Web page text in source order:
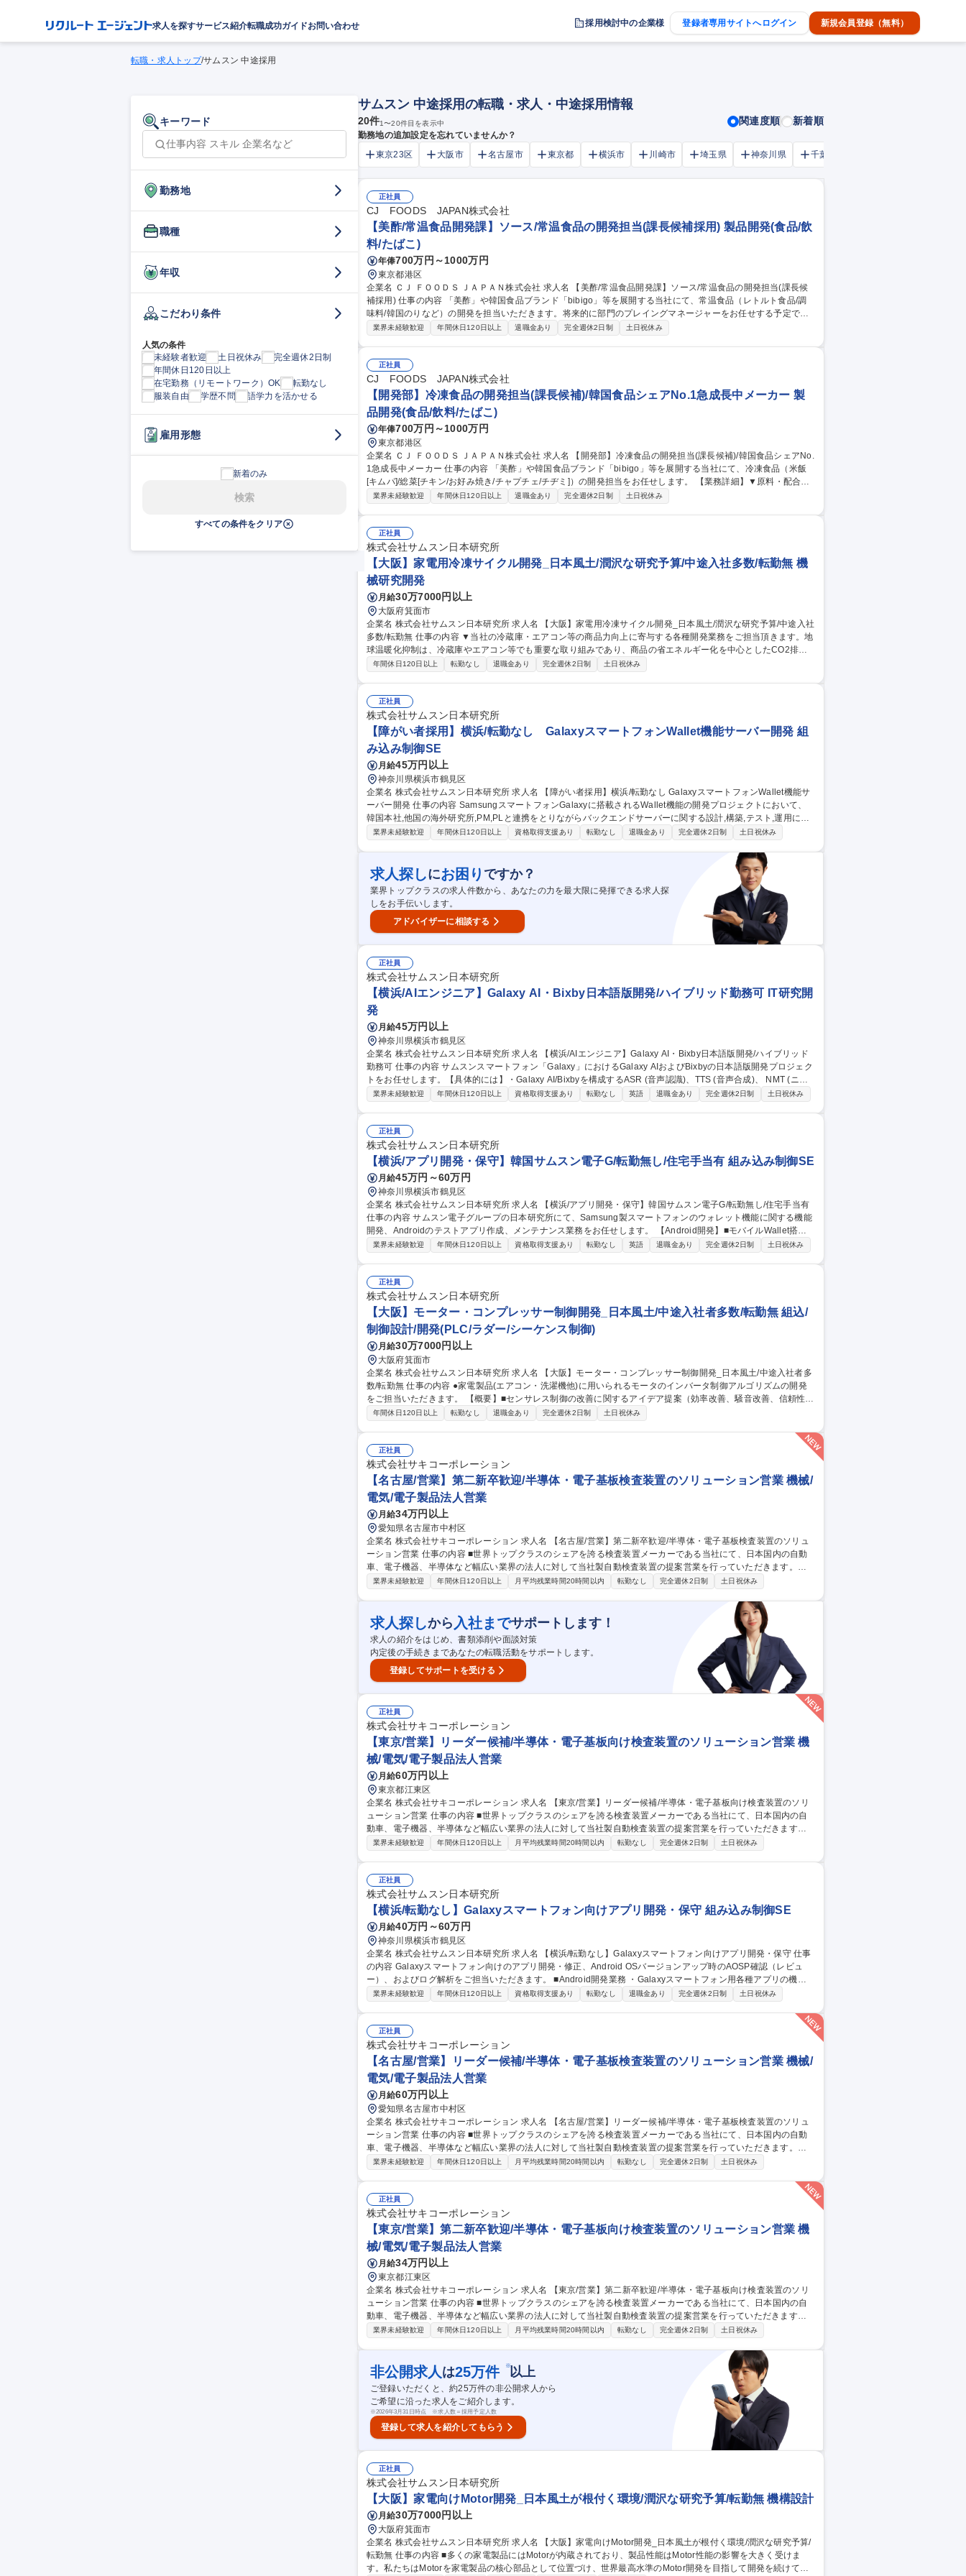
求人を探すサービス紹介転職成功ガイドお問い合わせ 採用検討中の企業様 登録者専用サイトへログイン 新規会員登録（無料）
転職・求人トップ/サムスン 中途採用
キーワード
勤務地
職種
年収
こだわり条件
人気の条件
未経験者歓迎
土日祝休み
完全週休2日制
年間休日120日以上
在宅勤務（リモートワーク）OK
転勤なし
服装自由
学歴不問 語学力を活かせる
雇用形態
新着のみ
検索
すべての条件をクリア
サムスン 中途採用の転職・求人・中途採用情報
20件1〜20件目を表示中 関連度順 新着順
勤務地の追加設定を忘れていませんか？
東京23区
大阪市 名古屋市 東京都 横浜市 川崎市 埼玉県 神奈川県 千葉市
正社員
CJ FOODS JAPAN株式会社
【美酢/常温食品開発課】ソース/常温食品の開発担当(課長候補採用) 製品開発(食品/飲
料/たばこ)
年俸700万円～1000万円
東京都港区
企業名 ＣＪ ＦＯＯＤＳ ＪＡＰＡＮ株式会社 求人名 【美酢/常温食品開発課】ソース/常温食品の開発担当(課長候
補採用) 仕事の内容 「美酢」や韓国食品ブランド「bibigo」等を展開する当社にて、常温食品（レトルト食品/調
味料/韓国のりなど）の開発を担当いただきます。将来的に部門のプレイングマネージャーをお任せする予定で
す。 【業務詳細】▼原料・配合設計▼試作開発▼製造条件の最適化▼量産化に向けた課題抽出および改善提案な
配合決定し、各OEM先（日本国内 約5社）との折衝・管理などを主導いただきます。 募集職種 【美酢/常温食品開
発課】ソース/常温食品の開発担当(課長候補採用)
業界未経験歓迎 年間休日120日以上 退職金あり 完全週休2日制 土日祝休み
正社員
CJ FOODS JAPAN株式会社
【開発部】冷凍食品の開発担当(課長候補)/韓国食品シェアNo.1急成長中メーカー 製
品開発(食品/飲料/たばこ)
年俸700万円～1000万円
東京都港区
企業名 ＣＪ ＦＯＯＤＳ ＪＡＰＡＮ株式会社 求人名 【開発部】冷凍食品の開発担当(課長候補)/韓国食品シェアNo.
1急成長中メーカー 仕事の内容 「美酢」や韓国食品ブランド「bibigo」等を展開する当社にて、冷凍食品（米飯
[キムパ]/総菜[チキン/お好み焼き/チャプチェ/チヂミ]）の開発担当をお任せします。 【業務詳細】▼原料・配合設
計▼試作開発▼製造条件の最適化▼量産化に向けた課題抽出および改善提案などの開発業務全般、スムーズな商
業界未経験歓迎 年間休日120日以上 退職金あり 完全週休2日制 土日祝休み
正社員
株式会社サムスン日本研究所
【大阪】家電用冷凍サイクル開発_日本風土/潤沢な研究予算/中途入社多数/転勤無 機
械研究開発
月給30万7000円以上
大阪府箕面市
企業名 株式会社サムスン日本研究所 求人名 【大阪】家電用冷凍サイクル開発_日本風土/潤沢な研究予算/中途入社
多数/転勤無 仕事の内容 ▼当社の冷蔵庫・エアコン等の商品力向上に寄与する各種開発業務をご担当頂きます。地
球温暖化抑制は、冷蔵庫やエアコン等でも重要な取り組みであり、商品の省エネルギー化を中心としたCO2排出
量抑制技術が、これ まで以上に他社差別化ポイントとなることから、冷凍Cycleの技術開発が求められています。
専門機関との連携を適宜活用し進行します。 【研究テーマ】◆省エネルギー技術開発 ◆冷媒量削減開発 募集職種
【大阪】家電用冷凍サイクル開発_日本風土/潤沢な研究予算/中途入社多数/転勤無
年間休日120日以上 転勤なし 退職金あり 完全週休2日制 土日祝休み
正社員
株式会社サムスン日本研究所
【障がい者採用】横浜/転勤なし GalaxyスマートフォンWallet機能サーバー開発 組
み込み制御SE
月給45万円以上
神奈川県横浜市鶴見区
企業名 株式会社サムスン日本研究所 求人名 【障がい者採用】横浜/転勤なし GalaxyスマートフォンWallet機能サ
ーバー開発 仕事の内容 SamsungスマートフォンGalaxyに搭載されるWallet機能の開発プロジェクトにおいて、
韓国本社,他国の海外研究所,PM,PLと連携をとりながらバックエンドサーバーに関する設計,構築,テスト,運用に至
るまでをご担当。 具体的にはWindows環境での次の業務をお任せします。 ・Androidアプリと連携するBack-end
者採用】横浜/転勤なし GalaxyスマートフォンWallet機能サーバー開発
業界未経験歓迎 年間休日120日以上 資格取得支援あり 転勤なし 退職金あり 完全週休2日制 土日祝休み
求人探しにお困り ですか？
業界トップクラスの求人件数から、あなたの力を最大限に発揮できる求人探
しをお手伝いします。
アドバイザーに相談する
正社員
株式会社サムスン日本研究所
【横浜/AIエンジニア】Galaxy AI・Bixby日本語版開発/ハイブリッド勤務可 IT研究開
発
月給45万円以上
神奈川県横浜市鶴見区
企業名 株式会社サムスン日本研究所 求人名 【横浜/AIエンジニア】Galaxy AI・Bixby日本語版開発/ハイブリッド
勤務可 仕事の内容 サムスンスマートフォン「Galaxy」におけるGalaxy AIおよびBixbyの日本語版開発プロジェク
トをお任せします。【具体的には】・Galaxy AI/Bixbyを構成するASR (音声認識)、TTS (音声合成)、 NMT (ニュ
ーラル機械翻訳)、LLM、その他各種AIモデル開発 ・上記AIモデル開発に必要なツール (データ収集、データ処
ンを通じて協力し、上記開発を進める 募集職種 【横浜/AIエンジニア】Galaxy AI・Bixby日本語版開発/ハイブリッ
ド勤務可
業界未経験歓迎 年間休日120日以上 資格取得支援あり 転勤なし 英語 退職金あり 完全週休2日制 土日祝休み
正社員
株式会社サムスン日本研究所
【横浜/アプリ開発・保守】韓国サムスン電子G/転勤無し/住宅手当有 組み込み制御SE
月給45万円～60万円
神奈川県横浜市鶴見区
企業名 株式会社サムスン日本研究所 求人名 【横浜/アプリ開発・保守】韓国サムスン電子G/転勤無し/住宅手当有
仕事の内容 サムスン電子グループの日本研究所にて、Samsung製スマートフォンのウォレット機能に関する機能
開発、Androidのテストアプリ作成、メンテナンス業務をお任せします。 【Android開発】■モバイルWallet搭載
サービスの機能開発■テストアプリ作成■OSアップグレード時のメンテナンス■AOSPのコードチェック 【認証取
れ、高い技術基準の下でスキルを磨ける環境です。 募集職種 【横浜/アプリ開発・保守】韓国サムスン電子G/転勤
無し/住宅手当有
業界未経験歓迎 年間休日120日以上 資格取得支援あり 転勤なし 英語 退職金あり 完全週休2日制 土日祝休み
正社員
株式会社サムスン日本研究所
【大阪】モーター・コンプレッサー制御開発_日本風土/中途入社者多数/転勤無 組込/
制御設計/開発(PLC/ラダー/シーケンス制御)
月給30万7000円以上
大阪府箕面市
企業名 株式会社サムスン日本研究所 求人名 【大阪】モーター・コンプレッサー制御開発_日本風土/中途入社者多
数/転勤無 仕事の内容 ●家電製品(エアコン・洗濯機他)に用いられるモータのインバータ制御アルゴリズムの開発
をご担当いただきます。 【概要】■センサレス制御の改善に関するアイデア提案（効率改善、騒音改善、信頼性改
善等） ■提案したアイデアのSimulationによる理論的検証と実現性の確認 ■組込みマイコンへの実装による実験的
でを総合的に議論します。 【研究テーマ】■エアコン・冷蔵庫用コンプレッサモータの低振動・高効率制御Algorit
hm開発 ■洗濯機用モータの高効率・低振動・高応答制御Algorithm開発 など 募集職種 【大阪】モーター・コンプ
レッサー制御開発_日本風土/中途入社者多数/転勤無
年間休日120日以上 転勤なし 退職金あり 完全週休2日制 土日祝休み
正社員
株式会社サキコーポレーション
【名古屋/営業】第二新卒歓迎/半導体・電子基板検査装置のソリューション営業 機械/
電気/電子製品法人営業
月給34万円以上
愛知県名古屋市中村区
企業名 株式会社サキコーポレーション 求人名 【名古屋/営業】第二新卒歓迎/半導体・電子基板検査装置のソリュ
ーション営業 仕事の内容 ■世界トップクラスのシェアを誇る検査装置メーカーである当社にて、日本国内の自動
車、電子機器、半導体など幅広い業界の法人に対して当社製自動検査装置の提案営業を行っていただきます。★
第二新卒歓迎です。 【詳細】営業戦略の策定、販売計画への落とし込みを通し、社内他組織と連携しつつ、引合
テック企業まで、多くのお客様の生産品質向上を支援する提案営業です。※営業活動においては技術営業や設計
者が技術的なフォローを行います。代理店や展示会、自社HPをフックに新規開拓～既存顧客フォローまで幅広く
お任せします。 募集職種 【名古屋/営業】第二新卒歓迎/半導体・電子基板検査装置のソリューション営業
業界未経験歓迎 年間休日120日以上 月平均残業時間20時間以内 転勤なし 完全週休2日制 土日祝休み
求人探しから 入社までサポートします！
求人の紹介をはじめ、書類添削や面談対策
内定後の手続きまであなたの転職活動をサポートします。
登録してサポートを受ける
正社員
株式会社サキコーポレーション
【東京/営業】リーダー候補/半導体・電子基板向け検査装置のソリューション営業 機
械/電気/電子製品法人営業
月給60万円以上
東京都江東区
企業名 株式会社サキコーポレーション 求人名 【東京/営業】リーダー候補/半導体・電子基板向け検査装置のソリ
ューション営業 仕事の内容 ■世界トップクラスのシェアを誇る検査装置メーカーである当社にて、日本国内の自
動車、電子機器、半導体など幅広い業界の法人に対して当社製自動検査装置の提案営業を行っていただきます。
【詳細】営業戦略の策定、販売計画への落とし込みを通し、社内他組織と連携しつつ、引合～代金回収迄の営業
ーを行います。代理店や展示会、自社HPをフックに新規開拓～既存顧客フォローまで幅広くお任せします。 募集
職種 【東京/営業】リーダー候補/半導体・電子基板向け検査装置のソリューション営業
業界未経験歓迎 年間休日120日以上 月平均残業時間20時間以内 転勤なし 完全週休2日制 土日祝休み
正社員
株式会社サムスン日本研究所
【横浜/転勤なし】Galaxyスマートフォン向けアプリ開発・保守 組み込み制御SE
月給40万円～60万円
神奈川県横浜市鶴見区
企業名 株式会社サムスン日本研究所 求人名 【横浜/転勤なし】Galaxyスマートフォン向けアプリ開発・保守 仕事
の内容 Galaxyスマートフォン向けのアプリ開発・修正、Android OSバージョンアップ時のAOSP確認（レビュ
ー）、およびログ解析をご担当いただきます。 ■Android開発業務 ・Galaxyスマートフォン用各種アプリの機能
開発 ・テストアプリ作成・修正 ・OSアップグレード時のメンテナンス ・AOSPのコード差分チェック ■各種認証
Galaxyスマートフォン向けアプリ開発・保守
業界未経験歓迎 年間休日120日以上 資格取得支援あり 転勤なし 退職金あり 完全週休2日制 土日祝休み
正社員
株式会社サキコーポレーション
【名古屋/営業】リーダー候補/半導体・電子基板検査装置のソリューション営業 機械/
電気/電子製品法人営業
月給60万円以上
愛知県名古屋市中村区
企業名 株式会社サキコーポレーション 求人名 【名古屋/営業】リーダー候補/半導体・電子基板検査装置のソリュ
ーション営業 仕事の内容 ■世界トップクラスのシェアを誇る検査装置メーカーである当社にて、日本国内の自動
車、電子機器、半導体など幅広い業界の法人に対して当社製自動検査装置の提案営業を行っていただきます。
【詳細】営業戦略の策定、販売計画への落とし込みを通し、社内他組織と連携しつつ、引合～代金回収迄の営業
くのお客様の生産品質向上を支援する提案営業です。※営業活動においては技術営業や設計者が技術的なフォロ
ーを行います。代理店や展示会、自社HPをフックに新規開拓～既存顧客フォローまで幅広くお任せします。 募集
職種 【名古屋/営業】リーダー候補/半導体・電子基板検査装置のソリューション営業
業界未経験歓迎 年間休日120日以上 月平均残業時間20時間以内 転勤なし 完全週休2日制 土日祝休み
正社員
株式会社サキコーポレーション
【東京/営業】第二新卒歓迎/半導体・電子基板向け検査装置のソリューション営業 機
械/電気/電子製品法人営業
月給34万円以上
東京都江東区
企業名 株式会社サキコーポレーション 求人名 【東京/営業】第二新卒歓迎/半導体・電子基板向け検査装置のソリ
ューション営業 仕事の内容 ■世界トップクラスのシェアを誇る検査装置メーカーである当社にて、日本国内の自
動車、電子機器、半導体など幅広い業界の法人に対して当社製自動検査装置の提案営業を行っていただきます。
★第二新卒歓迎です。 【詳細】営業戦略の策定、販売計画への落とし込みを通し、社内他組織と連携しつつ、引
ルテック企業まで、多くのお客様の生産品質向上を支援する提案営業です。※営業活動においては技術営業や設
計者が技術的なフォローを行います。代理店や展示会、自社HPをフックに新規開拓～既存顧客フォローまで幅広
くお任せします。 募集職種 【東京/営業】第二新卒歓迎/半導体・電子基板向け検査装置のソリューション営業
業界未経験歓迎 年間休日120日以上 月平均残業時間20時間以内 転勤なし 完全週休2日制 土日祝休み
非公開求人 は25万件 ※以上
ご登録いただくと、約25万件の非公開求人から
ご希望に沿った求人をご紹介します。
※2026年3月31日時点 ※求人数＝採用予定人数
登録して求人を紹介してもらう
正社員
株式会社サムスン日本研究所
【大阪】家電向けMotor開発_日本風土が根付く環境/潤沢な研究予算/転勤無 機構設計
月給30万7000円以上
大阪府箕面市
企業名 株式会社サムスン日本研究所 求人名 【大阪】家電向けMotor開発_日本風土が根付く環境/潤沢な研究予算/
転勤無 仕事の内容 ■多くの家電製品にはMotorが内蔵されており、製品性能はMotor性能の影響を大きく受けま
す。私たちはMotorを家電製品の核心部品として位置づけ、世界最高水準のMotor開発を目指して開発を続けてお